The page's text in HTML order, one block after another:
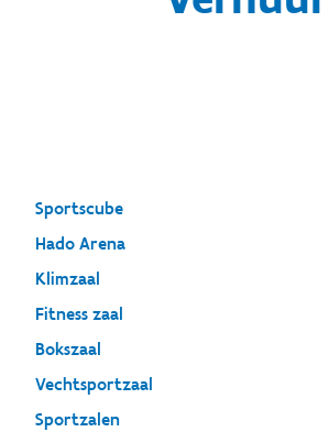
Sportscube
Hado Arena
Klimzaal
Fitness zaal
Bokszaal
Vechtsportzaal
Sportzalen